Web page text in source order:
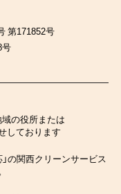
第171852号
の役所または
しております
」の関西クリーンサービス